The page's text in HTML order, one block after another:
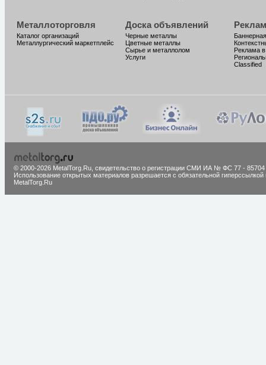
Металлоторговля
Каталог организаций
Металлургический маркетплейс
Доска объявлений
Черные металлы
Цветные металлы
Сырье и металлолом
Услуги
Реклама
Classified
© 2000-2026 MetalTorg.Ru, cвидетельство о регистрации СМИ ИА № ФС 77 - 85704
Использование открытых материалов разрешается с обязательной гиперссылкой
MetalTorg.Ru